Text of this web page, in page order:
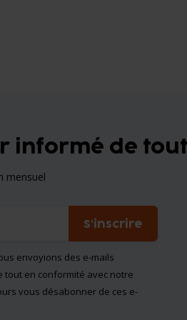
informé de
mensuel
S'inscrire
envoyions des e-mails
tout en conformité avec notre
vous désabonner de ces e-